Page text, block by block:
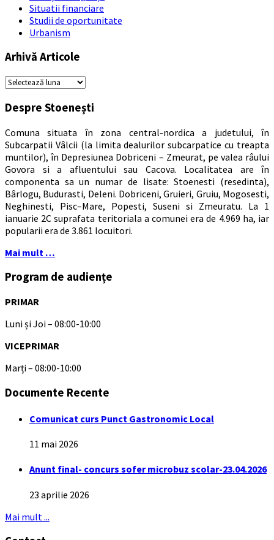
Situatii financiare
Studii de oportunitate
Urbanism
Arhivă Articole
Arhivă
Despre Stoenești
Comuna situata în zona central-nordica a judetului, în
Subcarpatii Vâlcii (la limita dealurilor subcarpatice cu treapta
muntilor), în Depresiunea Dobriceni – Zmeurat, pe valea râului
Govora si a afluentului sau Cacova. Localitatea are în
componenta sa un numar de lisate: Stoenesti (resedinta),
Bârlogu, Budurasti, Deleni. Dobriceni, Gruieri, Gruiu, Mogosesti,
Neghinesti, Pisc–Mare, Popesti, Suseni si Zmeuratu. La 1
ianuarie 2C suprafata teritoriala a comunei era de 4.969 ha, iar
popularii era de 3.861 locuitori.
Mai mult …
Program de audiențe
PRIMAR
Luni și Joi – 08:00-10:00
VICEPRIMAR
Marți – 08:00-10:00
Documente Recente
Comunicat curs Punct Gastronomic Local
11 mai 2026
Anunt final- concurs sofer microbuz scolar-23.04.2026
23 aprilie 2026
Mai mult ...